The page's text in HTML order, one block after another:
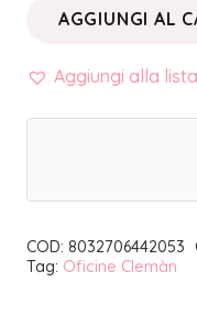
PURIFICANTE
CLEMAN
quantità
AGGIUNGI AL
Aggiungi alla
COD: 8032706442053
Tag: Oficine Clemàn